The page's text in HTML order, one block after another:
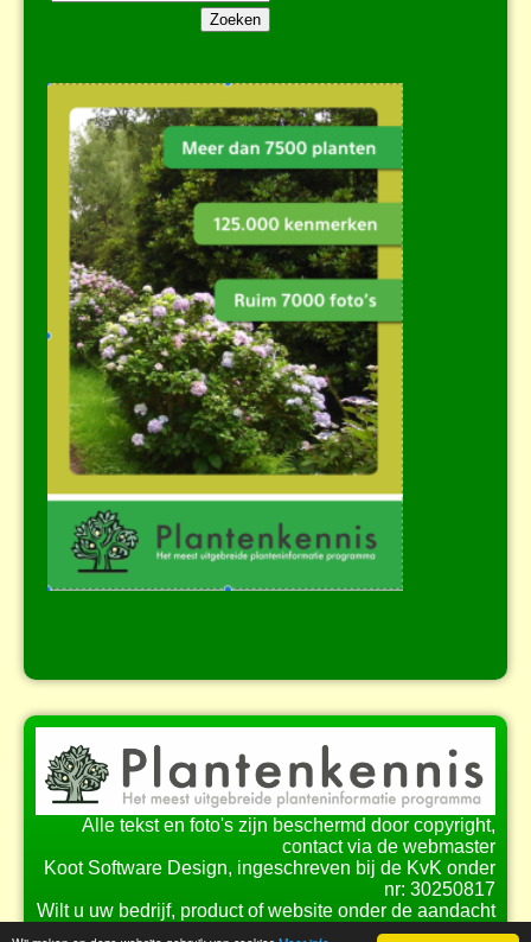
Alle tekst en foto's zijn beschermd door copyright,
contact via de webmaster
Koot Software Design, ingeschreven bij de KvK onder
nr: 30250817
Wilt u uw bedrijf, product of website onder de aandacht
brengen bij onze bezoekers?